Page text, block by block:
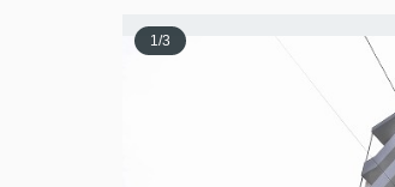
1/3